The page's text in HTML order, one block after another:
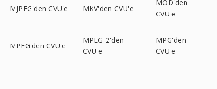
MJPEG'den CVU'e MKV'den CVU'e
MOD'den
CVU'e
MPEG'den CVU'e
MPEG-2'den
CVU'e
MPG'den
CVU'e